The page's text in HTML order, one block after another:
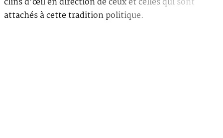
attachés à cette tradition politique.